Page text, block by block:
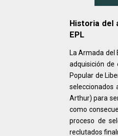
Historia del
EPL
La Armada del
adquisición de
Popular de
seleccionados
Arthur) para
como
proceso de
reclutados